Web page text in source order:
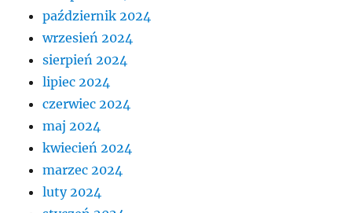
październik 2024
wrzesień 2024
sierpień 2024
lipiec 2024
czerwiec 2024
maj 2024
kwiecień 2024
marzec 2024
luty 2024